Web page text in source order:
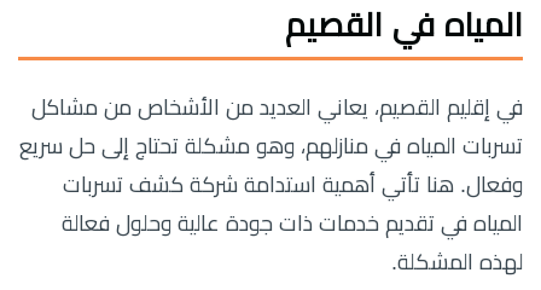
المياه في القصيم
في إقليم القصيم، يعاني العديد من الأشخاص من مشاكل
تسربات المياه في منازلهم، وهو مشكلة تحتاج إلى حل سريع
وفعال. هنا تأتي أهمية استدامة شركة كشف تسربات
المياه في تقديم خدمات ذات جودة عالية وحلول فعالة
لهذه المشكلة.